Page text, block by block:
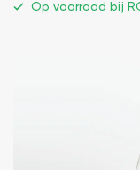
Op voorraad bij